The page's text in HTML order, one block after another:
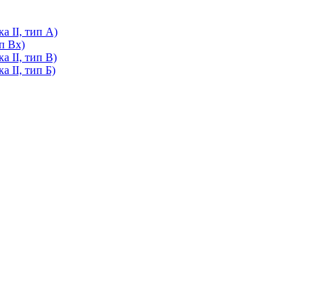
II, тип А)
Вх)
II, тип В)
II, тип Б)